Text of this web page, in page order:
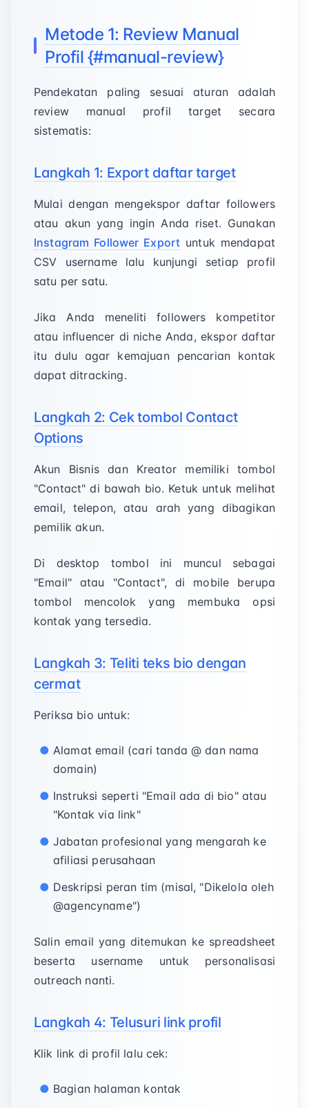
Metode 1: Review Manual
Profil {#manual-review}
Pendekatan paling sesuai aturan adalah
review manual profil target secara
sistematis:
Langkah 1: Export daftar target
Mulai dengan mengekspor daftar followers
atau akun yang ingin Anda riset. Gunakan
Instagram Follower Export untuk mendapat
CSV username lalu kunjungi setiap profil
satu per satu.
Jika Anda meneliti followers kompetitor
atau influencer di niche Anda, ekspor daftar
itu dulu agar kemajuan pencarian kontak
dapat ditracking.
Langkah 2: Cek tombol Contact
Options
Akun Bisnis dan Kreator memiliki tombol
"Contact" di bawah bio. Ketuk untuk melihat
email, telepon, atau arah yang dibagikan
pemilik akun.
Di desktop tombol ini muncul sebagai
"Email" atau "Contact", di mobile berupa
tombol mencolok yang membuka opsi
kontak yang tersedia.
Langkah 3: Teliti teks bio dengan
cermat
Periksa bio untuk:
Alamat email (cari tanda @ dan nama
domain)
Instruksi seperti "Email ada di bio" atau
"Kontak via link"
Jabatan profesional yang mengarah ke
afiliasi perusahaan
Deskripsi peran tim (misal, "Dikelola oleh
@agencyname")
Salin email yang ditemukan ke spreadsheet
beserta username untuk personalisasi
outreach nanti.
Langkah 4: Telusuri link profil
Klik link di profil lalu cek:
Bagian halaman kontak